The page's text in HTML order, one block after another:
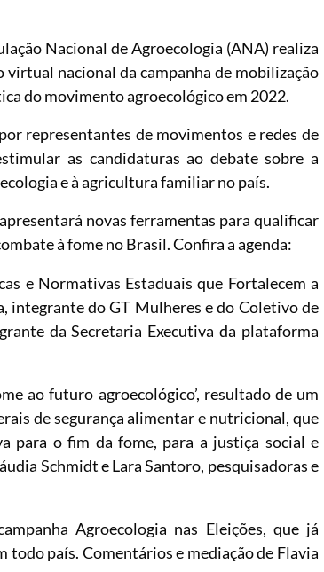
Nacional de Agroecologia (ANA) realiza
nacional da campanha de mobilização
do movimento agroecológico em 2022.
representantes de movimentos e redes de
as candidaturas ao debate sobre a
e à agricultura familiar no país.
novas ferramentas para qualificar
à fome no Brasil. Confira a agenda:
e Normativas Estaduais que Fortalecem a
integrante do GT Mulheres e do Coletivo de
da Secretaria Executiva da plataforma
ao futuro agroecológico’, resultado de um
de segurança alimentar e nutricional, que
para o fim da fome, para a justiça social e
Schmidt e Lara Santoro, pesquisadoras e
Agroecologia nas Eleições, que já
todo país. Comentários e mediação de Flavia